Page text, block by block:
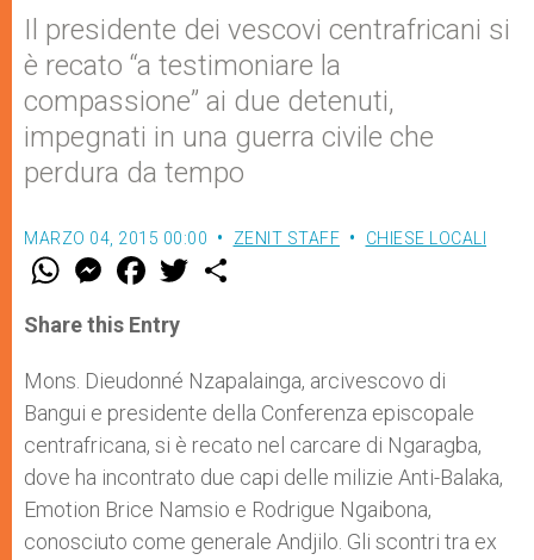
Il presidente dei vescovi centrafricani si
è recato “a testimoniare la
compassione” ai due detenuti,
impegnati in una guerra civile che
perdura da tempo
MARZO 04, 2015 00:00 ZENIT STAFF CHIESE LOCALI
W
t
s
p
p
M
e
s
e
g
e
r
F
a
e
b
o
k
w
r
Share this Entry
Mons. Dieudonné Nzapalainga, arcivescovo di
Bangui e presidente della Conferenza episcopale
centrafricana, si è recato nel carcare di Ngaragba,
dove ha incontrato due capi delle milizie Anti-Balaka,
Emotion Brice Namsio e Rodrigue Ngaibona,
conosciuto come generale Andjilo. Gli scontri tra ex